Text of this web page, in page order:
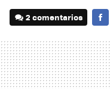
2 comentarios